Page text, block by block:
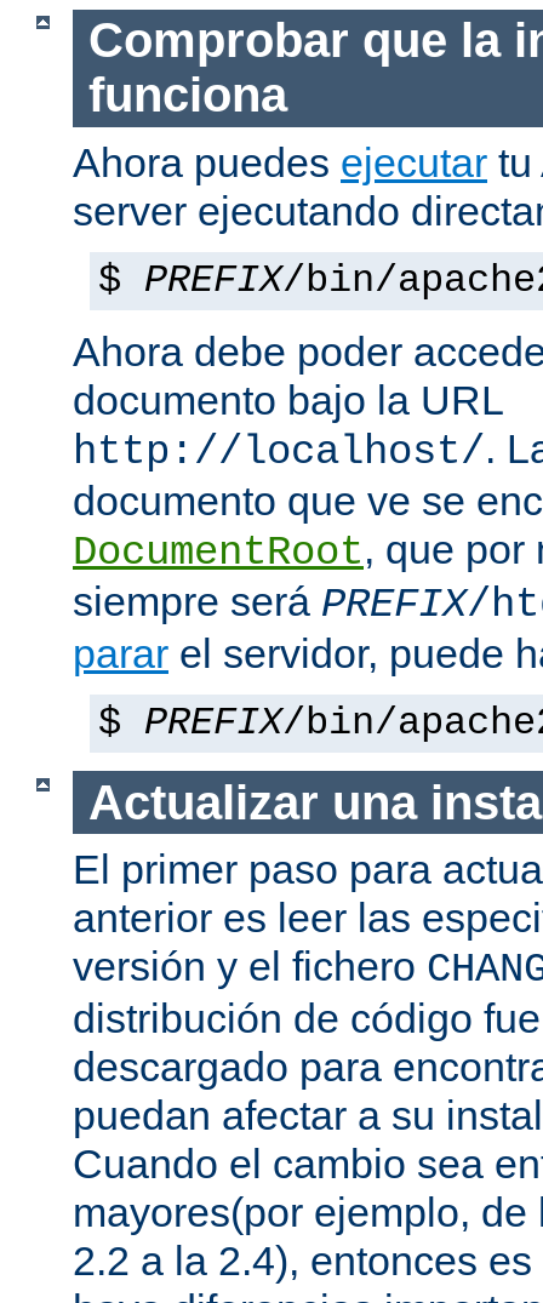
Comprobar que la
funciona
Ahora puedes ejecutar tu
server ejecutando
$ PREFIX/bin/
Ahora debe poder
documento bajo la URL
http://localhost/.
documento que ve se
DocumentRoot, que por
siempre será PREFIX/
parar el servidor, puede
$ PREFIX/bin/
Actualizar una
El primer paso para
anterior es leer las
versión y el fichero
distribución de código
descargado para
puedan afectar a su
Cuando el cambio sea
mayores(por ejemplo,
2.2 a la 2.4), entonces